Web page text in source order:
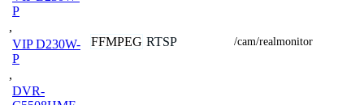
P
,
VIP D230W-
P
,
DVR-
FFMPEG RTSP /cam/realmonitor